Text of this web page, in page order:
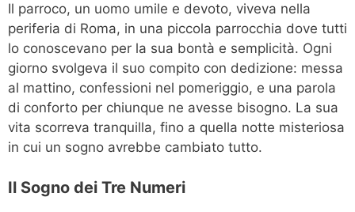
Il parroco, un uomo umile e devoto, viveva nella
periferia di Roma, in una piccola parrocchia dove tutti
lo conoscevano per la sua bontà e semplicità. Ogni
giorno svolgeva il suo compito con dedizione: messa
al mattino, confessioni nel pomeriggio, e una parola
di conforto per chiunque ne avesse bisogno. La sua
vita scorreva tranquilla, fino a quella notte misteriosa
in cui un sogno avrebbe cambiato tutto.
Il Sogno dei Tre Numeri